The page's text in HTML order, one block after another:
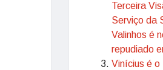
Terceira
Serviço da
Valinhos é
repudiado
Vinícius é o